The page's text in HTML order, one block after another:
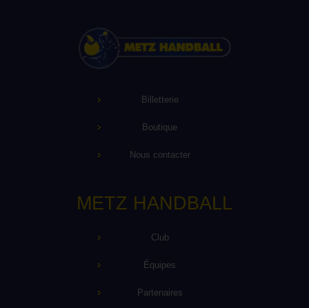
Billetterie
Boutique
Nous contacter
METZ HANDBALL
Club
Équipes
Partenaires